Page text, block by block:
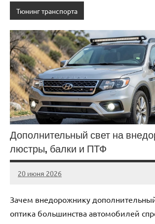
Тюнинг транспорта
Дополнительный свет на
люстры, балки и ПТФ
20 июня 2026
auto_motorss
Нет
Зачем внедорожнику
оптика большинства автомобилей